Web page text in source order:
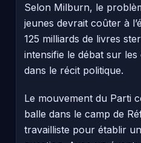
Selon Milburn, le
jeunes devrait coûter à
125 milliards de livres
intensifie le débat sur les
dans le récit politique.
Le mouvement du Parti
balle dans le camp de
travailliste pour établir